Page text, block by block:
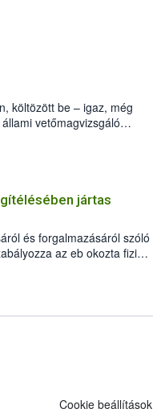
költözött be – igaz, még
vetőmagvizsgáló
Czigler Győző által
jártas
és forgalmazásáról szóló
az eb okozta fizikai
felmerülő
eb tartását és annak
jártas szakértőt.
Cookie beállítások